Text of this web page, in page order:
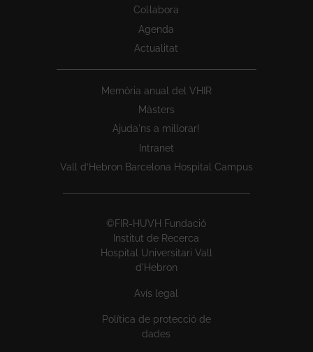
Col·labora
Agenda
Actualitat
Memòria anual del VHIR
Màsters
Ajuda'ns a millorar!
Intranet
Vall d’Hebron Barcelona Hospital Campus
©FIR-HUVH Fundació
Institut de Recerca
Hospital Universitari Vall
d'Hebron
Avís legal
Política de protecció de
dades